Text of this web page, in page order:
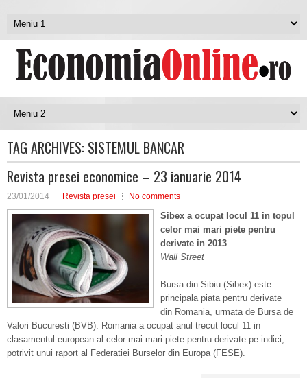
TAG ARCHIVES: SISTEMUL BANCAR
Revista presei economice – 23 ianuarie 2014
23/01/2014 Revista presei No comments
Sibex a ocupat locul 11 in topul
celor mai mari piete pentru
derivate in 2013
Wall Street
Bursa din Sibiu (Sibex) este
principala piata pentru derivate
din Romania, urmata de Bursa de
Valori Bucuresti (BVB). Romania a ocupat anul trecut locul 11 in
clasamentul european al celor mai mari piete pentru derivate pe indici,
potrivit unui raport al Federatiei Burselor din Europa (FESE).